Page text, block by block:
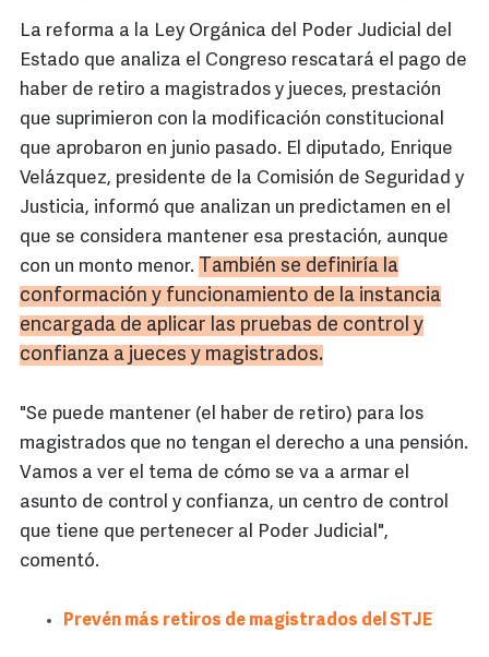
La reforma a la Ley Orgánica del Poder Judicial del
Estado que analiza el Congreso rescatará el pago de
haber de retiro a magistrados y jueces, prestación
que suprimieron con la modificación constitucional
que aprobaron en junio pasado. El diputado, Enrique
Velázquez, presidente de la Comisión de Seguridad y
Justicia, informó que analizan un predictamen en el
que se considera mantener esa prestación, aunque
con un monto menor. También se definiría la
conformación y funcionamiento de la instancia
encargada de aplicar las pruebas de control y
confianza a jueces y magistrados.
"Se puede mantener (el haber de retiro) para los
magistrados que no tengan el derecho a una pensión.
Vamos a ver el tema de cómo se va a armar el
asunto de control y confianza, un centro de control
que tiene que pertenecer al Poder Judicial",
comentó.
Prevén más retiros de magistrados del STJE